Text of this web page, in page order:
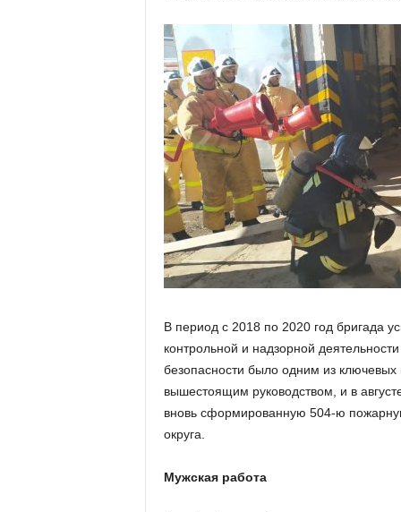
В период с 2018 по 2020 год бригада
контрольной и надзорной
безопасности было одним из
вышестоящим руководством, и в
вновь сформированную 504-ю
округа.
Мужская работа